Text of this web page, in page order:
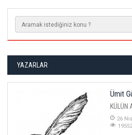
YAZARLAR
Ümit
KÜLÜN
26
19552